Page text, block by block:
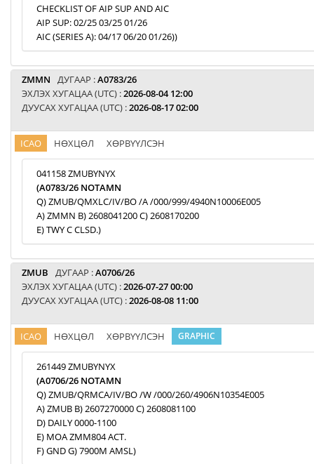
CHECKLIST OF AIP SUP AND AIC
AIP SUP: 02/25 03/25 01/26
AIC (SERIES A): 04/17 06/20 01/26))
ZMMN ДУГААР :A0783/26
ЭХЛЭХ ХУГАЦАА (UTC) :2026-08-04 12:00
ДУУСАХ ХУГАЦАА (UTC) :2026-08-17 02:00
ICAO НӨХЦӨЛ ХӨРВҮҮЛСЭН
041158 ZMUBYNYX
(A0783/26 NOTAMN
Q) ZMUB/QMXLC/IV/BO /A /000/999/4940N10006E005
A) ZMMN B) 2608041200 C) 2608170200
E) TWY C CLSD.)
ZMUB ДУГААР :A0706/26
ЭХЛЭХ ХУГАЦАА (UTC) :2026-07-27 00:00
ДУУСАХ ХУГАЦАА (UTC) :2026-08-08 11:00
ICAO НӨХЦӨЛ ХӨРВҮҮЛСЭН GRAPHIC
261449 ZMUBYNYX
(A0706/26 NOTAMN
Q) ZMUB/QRMCA/IV/BO /W /000/260/4906N10354E005
A) ZMUB B) 2607270000 C) 2608081100
D) DAILY 0000-1100
E) MOA ZMM804 ACT.
F) GND G) 7900M AMSL)